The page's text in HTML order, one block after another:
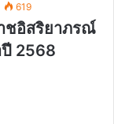
619
ชอิสริยาภรณ์
2568